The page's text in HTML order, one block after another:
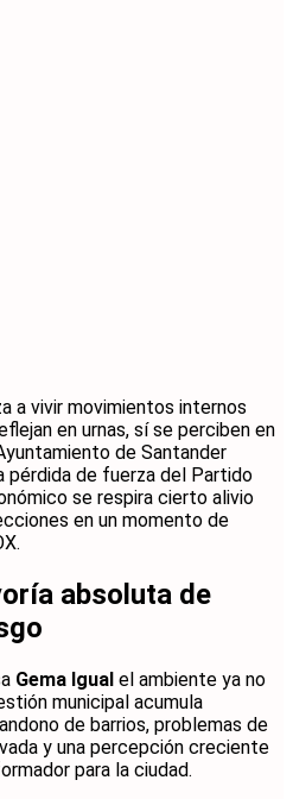
a vivir movimientos internos
en urnas, sí se perciben en
de Santander
pérdida de fuerza del Partido
se respira cierto alivio
en un momento de
absoluta de
Gema Igual el ambiente ya no
municipal acumula
de barrios, problemas de
y una percepción creciente
para la ciudad.